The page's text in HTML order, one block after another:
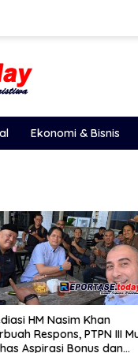
Ekonomi & Bisnis
VI DPR RI Soroti Peran
BUMN Maritim Saat
Reses di Surabaya,